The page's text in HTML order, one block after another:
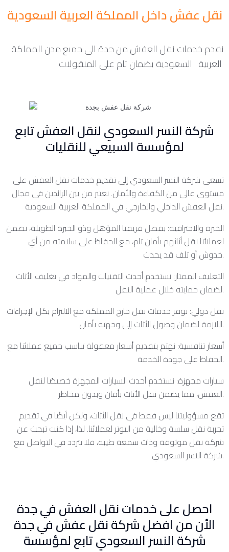
نقل عفش داخل المملكة العربية السعودية
نقدم خدمات نقل العفش من جدة الى جميع مدن المملكة
شركة النسر السعودي لنقل العفش تابع
لمؤسسة السبيعي للنقليات
تسعى شركة النسر السعودي إلى تقديم خدمات نقل العفش على
مستوى عالي من الكفاءة والأمان. نعتبر من بين الرائدين في مجال
نقل العفش الداخلي والخارجي في المملكة العربية السعودية.
الخبرة والاحترافية: بفضل فريقنا المؤهل وذو الخبرة الطويلة، نضمن
لعملائنا نقل أثاثهم بأمان تام، مع الحفاظ على سلامته من أي
خدوش أو تلف قد يحدث.
التغليف الممتاز: نستخدم أحدث التقنيات والمواد في تغليف الأثاث
لضمان حمايته خلال عملية النقل.
نقل دولي: نوفر خدمات نقل خارج المملكة مع الالتزام بكل الإجراءات
اللازمة لضمان وصول الأثاث إلى وجهته بأمان.
أسعار تنافسية: نهتم بتقديم أسعار معقولة تناسب جميع عملائنا مع
الحفاظ على جودة الخدمة.
سيارات مجهزة: نستخدم أحدث السيارات المجهزة خصيصًا لنقل
العفش، مما يضمن نقل الأثاث بأمان وبدون مخاطر.
تقع مسؤوليتنا ليس فقط في نقل الأثاث، ولكن أيضًا في تقديم
تجربة نقل سلسة وخالية من التوتر لعملائنا. لذا، إذا كنت تبحث عن
شركة نقل موثوقة وذات سمعة طيبة، فلا تتردد في التواصل مع
شركة النسر السعودي.
احصل على خدمات نقل العفش في جدة
الأن من افضل شركة نقل عفش في جدة
شركة النسر السعودي تابع لمؤسسة